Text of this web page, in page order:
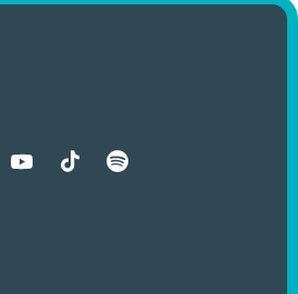
les réseaux